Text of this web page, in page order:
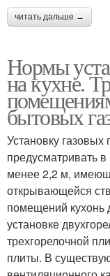
читать дальше →
Нормы
на кухне.
бытовых
Установку
предусматривать
менее 2,2 м,
открывающейся
помещений кухонь
установке
трехгорелочной
плиты. В